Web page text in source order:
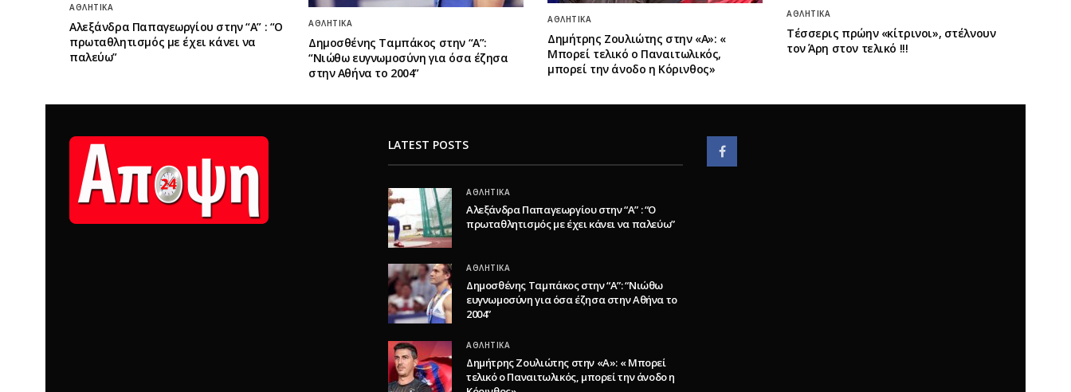
ΑΘΛΗΤΙΚΆ
Αλεξάνδρα Παπαγεωργίου στην “Α” : “Ο
πρωταθλητισμός με έχει κάνει να
παλεύω”
ΑΘΛΗΤΙΚΆ
Δημοσθένης Ταμπάκος στην “A”:
“Νιώθω ευγνωμοσύνη για όσα έζησα
στην Αθήνα το 2004”
ΑΘΛΗΤΙΚΆ
Δημήτρης Ζουλιώτης στην «Α»: «
Μπορεί τελικό ο Παναιτωλικός,
μπορεί την άνοδο η Κόρινθος»
ΑΘΛΗΤΙΚΆ
Τέσσερις πρώην «κίτρινοι», στέλνουν
τον Άρη στον τελικό !!!
LATEST POSTS
ΑΘΛΗΤΙΚΆ
Αλεξάνδρα Παπαγεωργίου στην “Α” : “Ο
πρωταθλητισμός με έχει κάνει να παλεύω”
ΑΘΛΗΤΙΚΆ
Δημοσθένης Ταμπάκος στην “A”: “Νιώθω
ευγνωμοσύνη για όσα έζησα στην Αθήνα το
2004”
ΑΘΛΗΤΙΚΆ
Δημήτρης Ζουλιώτης στην «Α»: « Μπορεί
τελικό ο Παναιτωλικός, μπορεί την άνοδο η